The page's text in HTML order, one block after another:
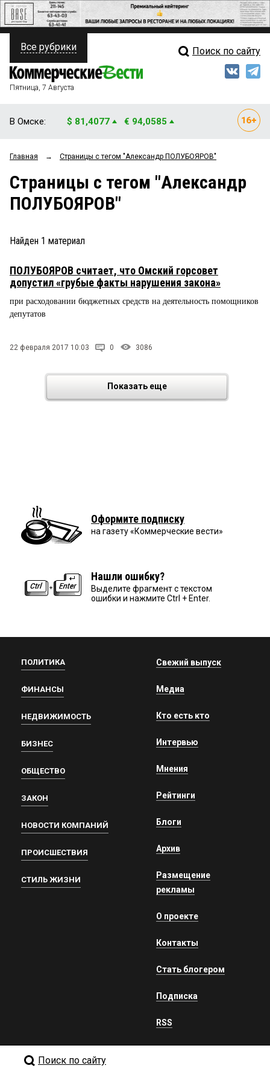
ПОЛИТИКА
ФИНАНСЫ
ОБЩЕСТВО
ЗАКОН
ПРОИСШЕСТВИЯ
СТИЛЬ ЖИЗНИ
Свежий выпуск
Мнения
Рейтинги
Все рубрики Поиск по сайту
Пятница, 7 Августа
В Омске: $ 81,4077 € 94,0585
Главная → Страницы c тегом "Александр ПОЛУБОЯРОВ"
Страницы c тегом "Александр
ПОЛУБОЯРОВ"
Найден 1 материал
ПОЛУБОЯРОВ считает, что Омский горсовет
допустил «грубые факты нарушения закона»
при расходовании бюджетных средств на деятельность помощников
депутатов
22 февраля 2017 10:03 0 3086
Показать еще
Оформите подписку
на газету «Коммерческие вести»
Нашли ошибку?
Выделите фрагмент с текстом
ошибки и нажмите Ctrl + Enter.
ПОЛИТИКА
ФИНАНСЫ
НЕДВИЖИМОСТЬ
БИЗНЕС
ОБЩЕСТВО
ЗАКОН
НОВОСТИ КОМПАНИЙ
ПРОИСШЕСТВИЯ
СТИЛЬ ЖИЗНИ
Свежий выпуск
Медиа
Кто есть кто
Интервью
Мнения
Рейтинги
Блоги
Архив
Размещение
рекламы
О проекте
Контакты
Стать блогером
Подписка
RSS
Поиск по сайту